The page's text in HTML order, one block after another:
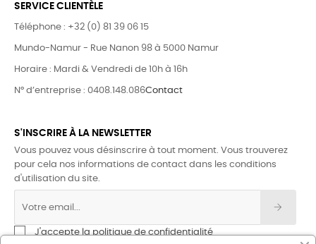
SERVICE CLIENTÈLE
Téléphone : +32 (0) 81 39 06 15
Mundo-Namur - Rue Nanon 98 à 5000 Namur
Horaire : Mardi & Vendredi de 10h à 16h
N° d’entreprise : 0408.148.086Contact
S'INSCRIRE À LA NEWSLETTER
Vous pouvez vous désinscrire à tout moment. Vous trouverez
pour cela nos informations de contact dans les conditions
d'utilisation du site.
J'accepte la politique de confidentialité